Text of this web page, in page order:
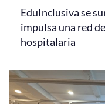
EduInclusiva se
impulsa una red
hospitalaria